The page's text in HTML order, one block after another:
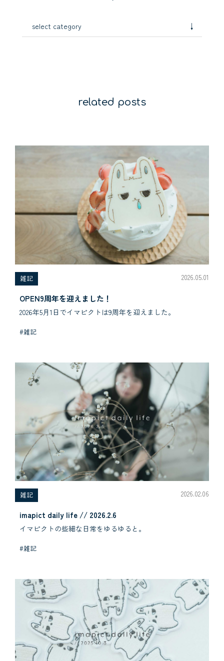
select category ↓
related posts
雑記 2026.05.01
OPEN9周年を迎えました！
2026年5月1日でイマピクトは9周年を迎えました。
#雑記
雑記 2026.02.06
imapict daily life // 2026.2.6
イマピクトの些細な日常をゆるゆると。
#雑記